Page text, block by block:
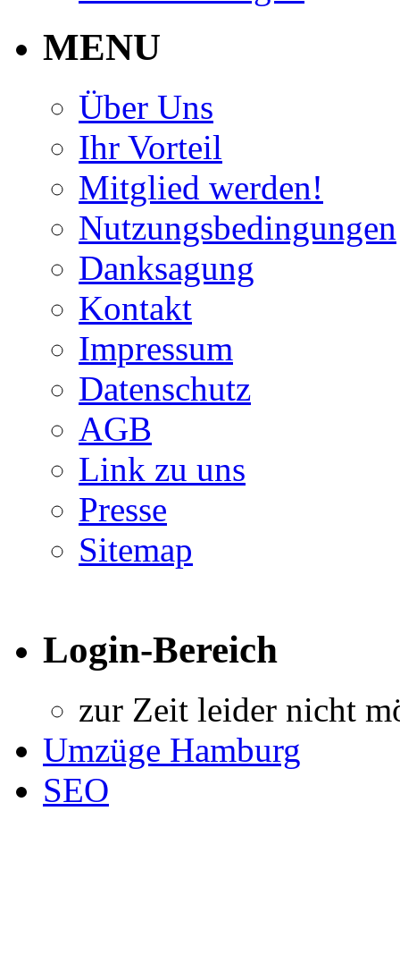
MENU
Über Uns
Ihr Vorteil
Mitglied werden!
Nutzungsbedingungen
Danksagung
Kontakt
Impressum
Datenschutz
AGB
Link zu uns
Presse
Sitemap
Login-Bereich
zur Zeit leider nicht
Umzüge Hamburg
SEO